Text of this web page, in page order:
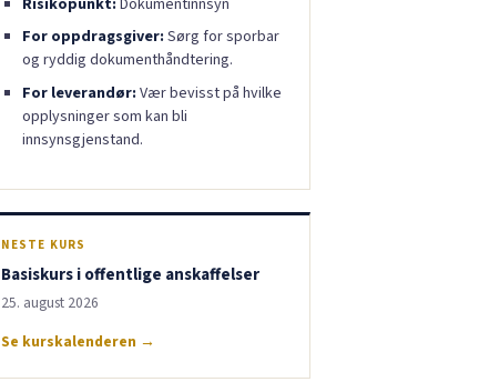
For oppdragsgiver: Sørg for sporbar
og ryddig dokumenthåndtering.
For leverandør: Vær bevisst på hvilke
opplysninger som kan bli
innsynsgjenstand.
NESTE KURS
Basiskurs i offentlige anskaffelser
25. august 2026
Se kurskalenderen →